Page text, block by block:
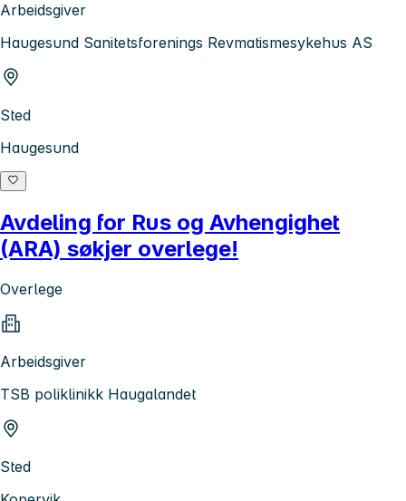
Arbeidsgiver
Haugesund Sanitetsforenings Revmatismesykehus AS
Sted
Haugesund
Avdeling for Rus og Avhengighet
(ARA) søkjer overlege!
Overlege
Arbeidsgiver
TSB poliklinikk Haugalandet
Sted